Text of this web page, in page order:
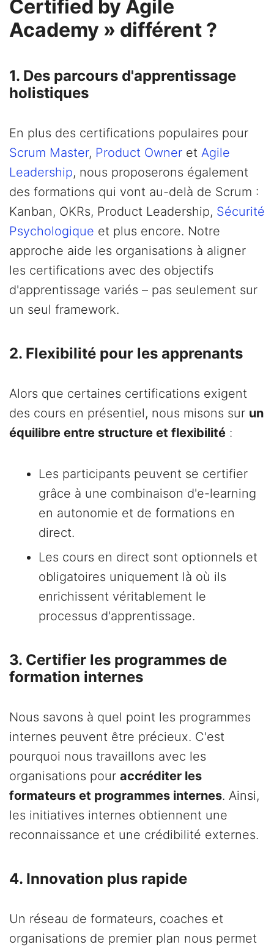
Certified by Agile
Academy » différent ?
1. Des parcours d'apprentissage
holistiques
En plus des certifications populaires pour
Scrum Master, Product Owner et Agile
Leadership, nous proposerons également
des formations qui vont au-delà de Scrum :
Kanban, OKRs, Product Leadership, Sécurité
Psychologique et plus encore. Notre
approche aide les organisations à aligner
les certifications avec des objectifs
d'apprentissage variés – pas seulement sur
un seul framework.
2. Flexibilité pour les apprenants
Alors que certaines certifications exigent
des cours en présentiel, nous misons sur un
équilibre entre structure et flexibilité :
Les participants peuvent se certifier
grâce à une combinaison d'e-learning
en autonomie et de formations en
direct.
Les cours en direct sont optionnels et
obligatoires uniquement là où ils
enrichissent véritablement le
processus d'apprentissage.
3. Certifier les programmes de
formation internes
Nous savons à quel point les programmes
internes peuvent être précieux. C'est
pourquoi nous travaillons avec les
organisations pour accréditer les
formateurs et programmes internes. Ainsi,
les initiatives internes obtiennent une
reconnaissance et une crédibilité externes.
4. Innovation plus rapide
Un réseau de formateurs, coaches et
organisations de premier plan nous permet